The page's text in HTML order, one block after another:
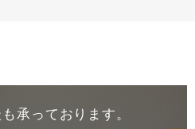
承っております。